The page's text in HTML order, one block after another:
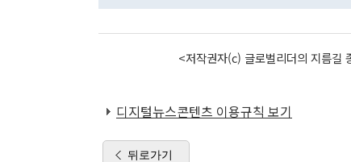
<저작권자(c) 글로벌리더의 지름
디지털뉴스콘텐츠 이용규칙 보기
뒤로가기